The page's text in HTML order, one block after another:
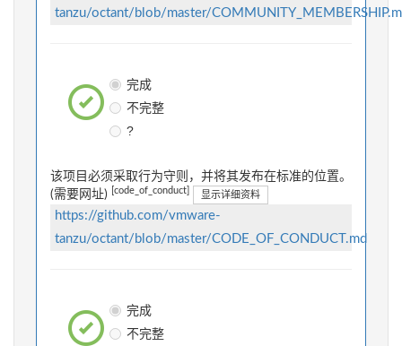
tanzu/octant/blob/master/
完成
不完整
?
该项目必须采取行为守则，并将其发布在标准的位置。
(需要网址)
[code_of_conduct] 显示详细资料
https://github.com/vmware-
tanzu/octant/blob/master/CODE_OF_CONDUCT.md
完成
不完整